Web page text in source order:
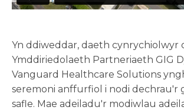
Yn ddiweddar, daeth cynrychiolwyr
Ymddiriedolaeth Partneriaeth GIG
Vanguard Healthcare Solutions
seremoni anffurfiol i nodi dechrau'r
safle. Mae adeiladu'r modiwlau